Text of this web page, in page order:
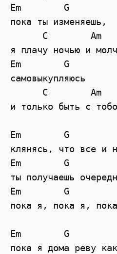
Em        G
пока ты изменяешь,
      C        Am
я плачу ночью и
Em        G
самовыкупляюсь
      C        Am
и только быть с
Em        G
клянясь, что все и
Em        G
ты получаешь
Em        G
пока я, пока я,
Em        G
пока я дома реву